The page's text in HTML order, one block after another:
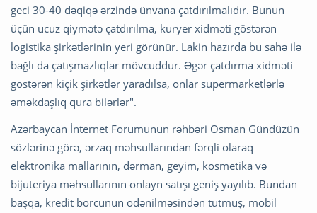
geci 30-40 dəqiqə ərzində ünvana çatdırılmalıdır. Bunun
üçün ucuz qiymətə çatdırılma, kuryer xidməti göstərən
logistika şirkətlərinin yeri görünür. Lakin hazırda bu sahə ilə
bağlı da çatışmazlıqlar mövcuddur. Əgər çatdırma xidməti
göstərən kiçik şirkətlər yaradılsa, onlar supermarketlərlə
əməkdaşlıq qura bilərlər".
Azərbaycan İnternet Forumunun rəhbəri Osman Gündüzün
sözlərinə görə, ərzaq məhsullarından fərqli olaraq
elektronika mallarının, dərman, geyim, kosmetika və
bijuteriya məhsullarının onlayn satışı geniş yayılıb. Bundan
başqa, kredit borcunun ödənilməsindən tutmuş, mobil